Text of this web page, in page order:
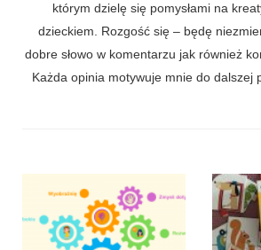
którym dzielę się pomysłami na
dzieckiem. Rozgość się – będę
dobre słowo w komentarzu jak również
Każda opinia motywuje mnie do dalszej